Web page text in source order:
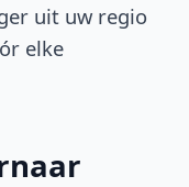
uit uw regio
elke